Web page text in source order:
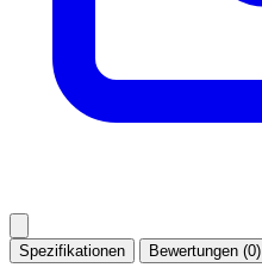
Spezifikationen Bewertungen (0)